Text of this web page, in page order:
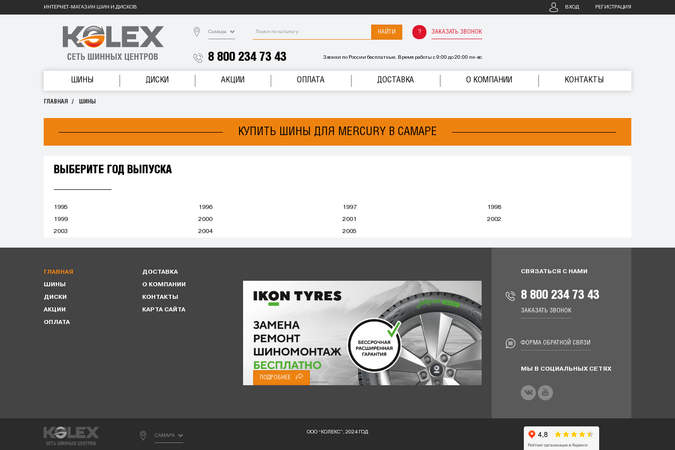
ИНТЕРНЕТ-МАГАЗИН ШИН И ДИСКОВ ВХОД РЕГИСТРАЦИЯ
Самара НАЙТИ ЗАКАЗАТЬ ЗВОНОК
8 800 234 73 43 Звонки по России бесплатные. Время работы с 9:00 до 20:00 пн-вс
ШИНЫ ДИСКИ АКЦИИ ОПЛАТА ДОСТАВКА О КОМПАНИИ КОНТАКТЫ
ГЛАВНАЯ ШИНЫ
КУПИТЬ ШИНЫ ДЛЯ MERCURY В САМАРЕ
ВЫБЕРИТЕ ГОД ВЫПУСКА
1995 1996 1997 1998
1999 2000 2001 2002
2003 2004 2005
ГЛАВНАЯ
ШИНЫ
ДИСКИ
АКЦИИ
ОПЛАТА
ДОСТАВКА
О КОМПАНИИ
КОНТАКТЫ
КАРТА САЙТА
ПОДРОБНЕЕ
СВЯЗАТЬСЯ С НАМИ
8 800 234 73 43
ЗАКАЗАТЬ ЗВОНОК
ФОРМА ОБРАТНОЙ СВЯЗИ
МЫ В СОЦИАЛЬНЫХ СЕТЯХ
САМАРА
ООО “КОЛЕКС”, 2024 ГОД